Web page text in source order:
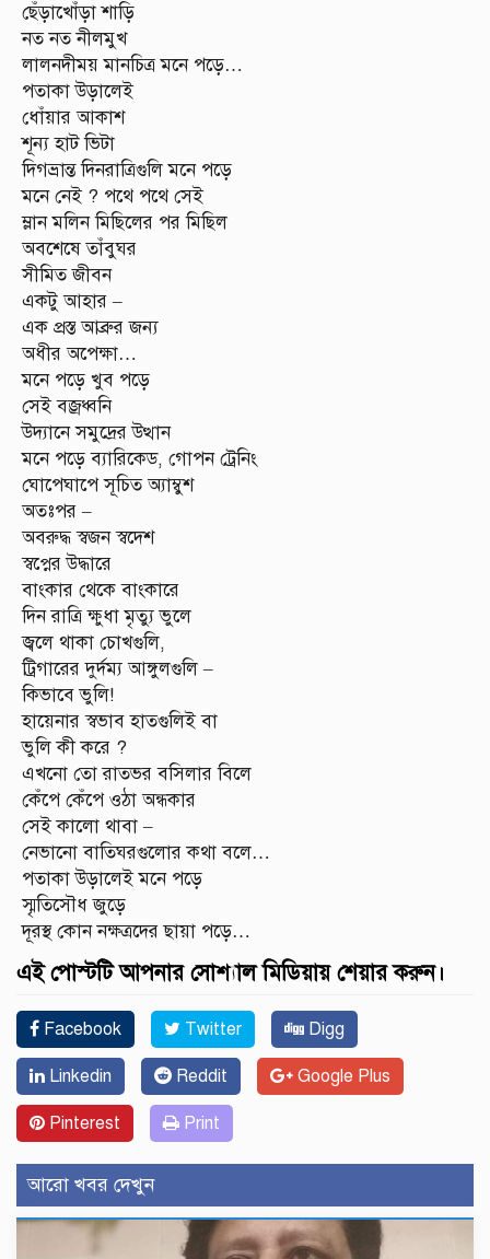
ছেঁড়াখোঁড়া শাড়ি
নত নত নীলমুখ
লালনদীময় মানচিত্র মনে পড়ে…
পতাকা উড়ালেই
ধোঁয়ার আকাশ
শূন্য হাট ভিটা
দিগভ্রান্ত দিনরাত্রিগুলি মনে পড়ে
মনে নেই ? পথে পথে সেই
ম্লান মলিন মিছিলের পর মিছিল
অবশেষে তাঁবুঘর
সীমিত জীবন
একটু আহার –
এক প্রস্ত আব্রুর জন্য
অধীর অপেক্ষা…
মনে পড়ে খুব পড়ে
সেই বজ্রধ্বনি
উদ্যানে সমুদ্রের উত্থান
মনে পড়ে ব্যারিকেড, গোপন ট্রেনিং
ঘোপেঘাপে সূচিত অ্যাম্বুশ
অতঃপর –
অবরুদ্ধ স্বজন স্বদেশ
স্বপ্নের উদ্ধারে
বাংকার থেকে বাংকারে
দিন রাত্রি ক্ষুধা মৃত্যু ভুলে
জ্বলে থাকা চোখগুলি,
ট্রিগারের দুর্দম্য আঙ্গুলগুলি –
কিভাবে ভুলি!
হায়েনার স্বভাব হাতগুলিই বা
ভুলি কী করে ?
এখনো তো রাতভর বসিলার বিলে
কেঁপে কেঁপে ওঠা অন্ধকার
সেই কালো থাবা –
নেভানো বাতিঘরগুলোর কথা বলে…
পতাকা উড়ালেই মনে পড়ে
স্মৃতিসৌধ জুড়ে
দূরস্থ কোন নক্ষত্রদের ছায়া পড়ে…
এই পোস্টটি আপনার সোশ্যাল মিডিয়ায় শেয়ার করুন।
Facebook Twitter Digg
Linkedin Reddit Google Plus
Pinterest Print
আরো খবর দেখুন